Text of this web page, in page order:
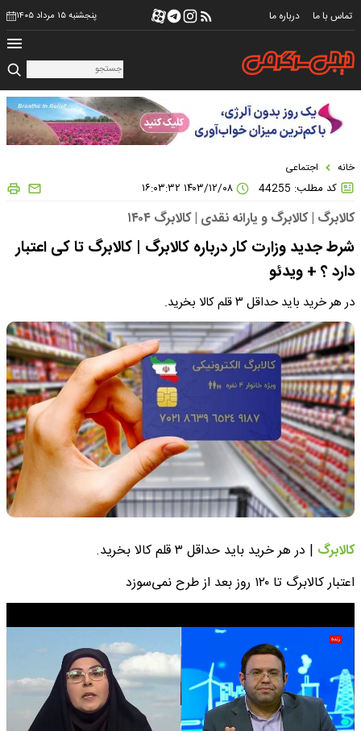
تماس با ما درباره ما پنجشنبه ۱۵ مرداد ۱۴۰۵
خانه اجتماعی
کد مطلب: 44255
کالابرگ | کالابرگ و یارانه نقدی | کالابرگ ۱۴۰۴
شرط جدید وزارت کار درباره کالابرگ | کالابرگ تا کی اعتبار
دارد ؟ + ویدئو
در هر خرید باید حداقل ۳ قلم کالا بخرید.
کالابرگ | در هر خرید باید حداقل ۳ قلم کالا بخرید.
اعتبار کالابرگ تا ۱۲۰ روز بعد از طرح نمی‌سوزد